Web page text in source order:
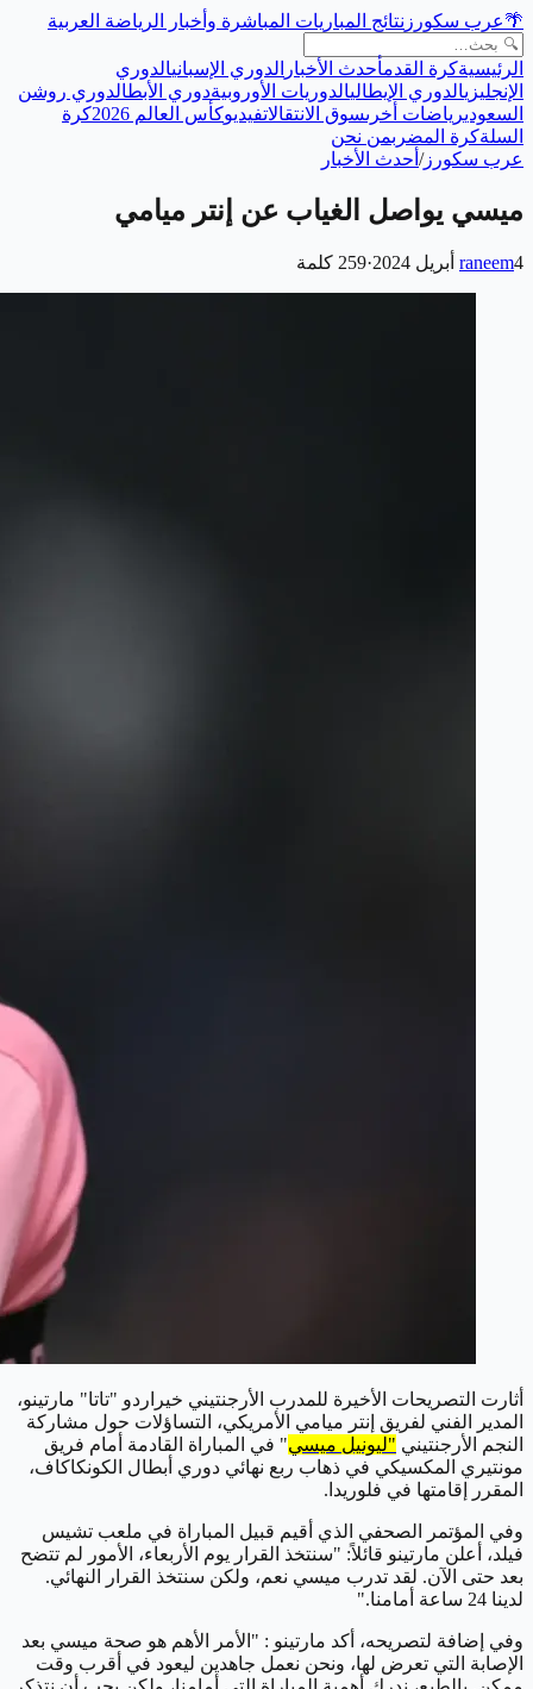
🌴عرب سكورز نتائج المباريات المباشرة وأخبار الرياضة العربية
الرئيسيةكرة القدمأحدث الأخبار الدوري الإسبانيالدوري
الإنجليزيالدوري الإيطاليالدوريات الأوروبيةدوري الأبطالدوري روشن
السعوديرياضات أخرىسوق الانتقالاتفيديوكأس العالم 2026
كرة
السلةكرة المضربمن نحن
عرب سكورز/ أحدث الأخبار
ميسي يواصل الغياب عن إنتر ميامي
raneem4 أبريل 2024 ·
259 كلمة
أثارت التصريحات الأخيرة للمدرب الأرجنتيني خيراردو "تاتا" مارتينو،
المدير الفني لفريق إنتر ميامي الأمريكي، التساؤلات حول مشاركة
النجم الأرجنتيني "ليونيل ميسي" في المباراة القادمة أمام فريق
مونتيري المكسيكي في ذهاب ربع نهائي دوري أبطال الكونكاكاف،
المقرر إقامتها في فلوريدا.
وفي المؤتمر الصحفي الذي أقيم قبيل المباراة في ملعب تشيس
فيلد، أعلن مارتينو قائلاً: "سنتخذ القرار يوم الأربعاء، الأمور لم تتضح
بعد حتى الآن. لقد تدرب ميسي نعم، ولكن سنتخذ القرار النهائي.
لدينا 24 ساعة أمامنا."
وفي إضافة لتصريحه، أكد مارتينو : "الأمر الأهم هو صحة ميسي بعد
الإصابة التي تعرض لها، ونحن نعمل جاهدين ليعود في أقرب وقت